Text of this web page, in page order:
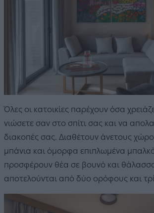
Όλες οι κατοικίες παρέχουν όσα
νιώσετε σαν στο σπίτι σας και να
διακοπές σας. Διαθέτουν άνετους
μπάνια και όμορφα επιπλωμένα
προσφέρουν θέα σε βουνό και
αποτελούνται από δύο ορόφους και